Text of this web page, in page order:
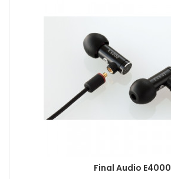
Final Audio E4000